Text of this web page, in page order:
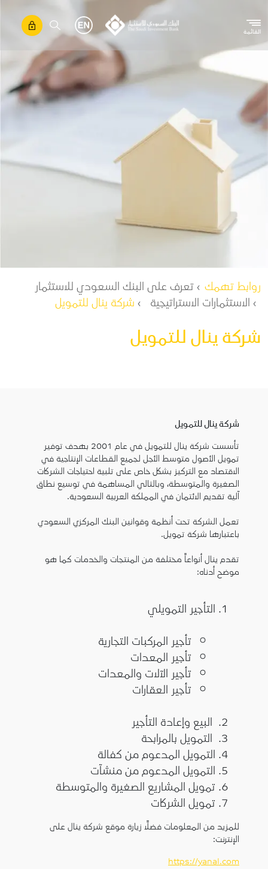
القائمة
مسار التنقل
روابط تهمك تعرف على البنك السعودي للاستثمار
الاستثمارات الاستراتيجية
شركة ينال للتمويل
شركة ينال للتمويل
شركة ينال للتمويل
تأسست شركة ينال للتمويل في عام 2001 بهدف توفير
تمويل الأصول متوسط الأجل لجميع القطاعات الإنتاجية في
الاقتصاد مع التركيز بشكل خاص على تلبية احتياجات الشركات
الصغيرة والمتوسطة، وبالتالي المساهمة في توسيع نطاق
آلية تقديم الائتمان في المملكة العربية السعودية.
تعمل الشركة تحت أنظمة وقوانين البنك المركزي السعودي
باعتبارها شركة تمويل.
تقدم ينال أنواعاً مختلفة من المنتجات والخدمات كما هو
موضح أدناه:
التأجير التمويلي
تأجير المركبات التجارية
تأجير المعدات
تأجير الآلات والمعدات
تأجير العقارات
البيع وإعادة التأجير
التمويل بالمرابحة
التمويل المدعوم من كفالة
التمويل المدعوم من منشآت
تمويل المشاريع الصغيرة والمتوسطة
تمويل الشركات
للمزيد من المعلومات فضلاً زيارة موقع شركة ينال على
الإنترنت:
https://yanal.com